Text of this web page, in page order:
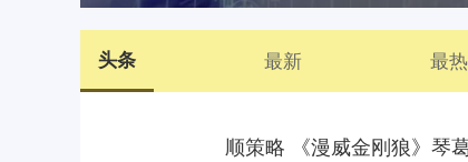
头条 最新 最热